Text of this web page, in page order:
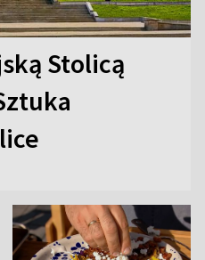
Stolicą